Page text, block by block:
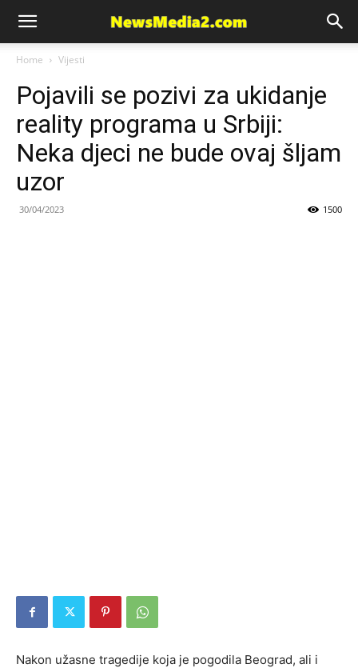
News
Media
Home Vijesti
Pojavili se pozivi za ukidanje
reality programa u Srbiji:
Neka djeci ne bude ovaj šljam
uzor
30/04/2023 1500
Nakon užasne tragedije koja je pogodila Beograd, ali i